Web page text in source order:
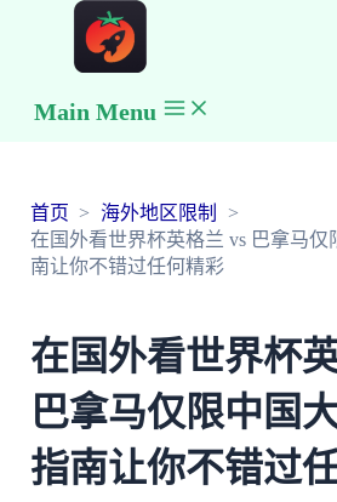
Main Menu
首页
海外地区限制
在国外看世界杯英格兰 vs 巴拿马仅
南让你不错过任何精彩
在国外看世界杯
巴拿马仅限中国
指南让你不错过